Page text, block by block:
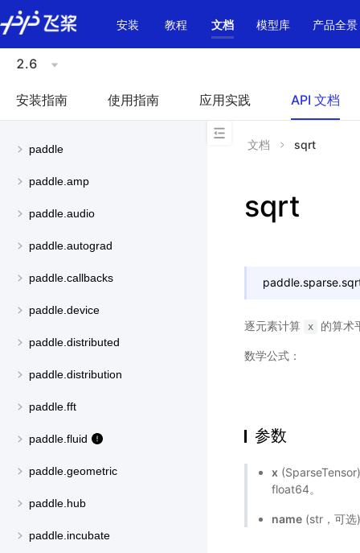
\u200E
安装
教程 文档 模型库 产品全景
2.6
安装指南 使用指南 应用实践 API 文档
paddle
paddle.amp
paddle.audio
paddle.autograd
paddle.callbacks
paddle.device
paddle.distributed
paddle.distribution
paddle.fft
paddle.fluid
paddle.geometric
paddle.hub
paddle.incubate
文档 sqrt
sqrt
paddle.sparse.
逐元素计算 x 的算术
数学公式：
参数
x
float64。
name (str，可